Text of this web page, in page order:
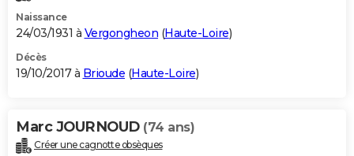
Naissance
24/03/1931 à Vergongheon (Haute-Loire)
Décès
19/10/2017 à Brioude (Haute-Loire)
Marc JOURNOUD (74 ans)
Créer une cagnotte obsèques